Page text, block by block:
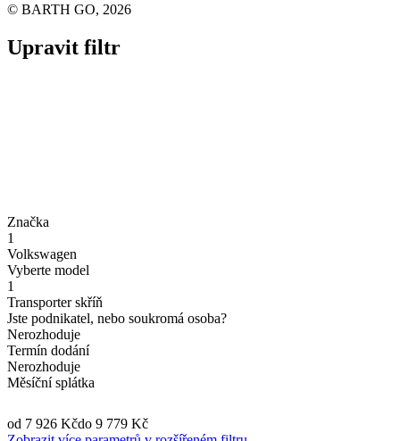
© BARTH GO, 2026
Upravit filtr
Značka
1
Volkswagen
Vyberte model
1
Transporter skříň
Jste podnikatel, nebo soukromá osoba?
Nerozhoduje
Termín dodání
Nerozhoduje
Měsíční splátka
od 7 926 Kčdo 9 779 Kč